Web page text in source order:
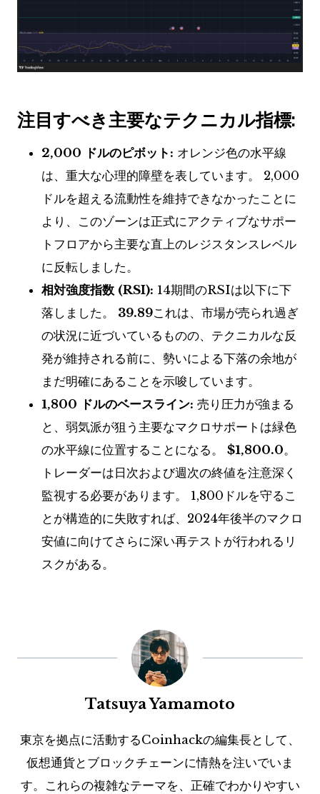
注目すべき主要なテクニカル指標:
2,000 ドルのピボット: オレンジ色の水平線
は、重大な心理的障壁を表しています。 2,000
ドルを超える流動性を維持できなかったことに
より、このゾーンは正式にアクティブなサポー
トフロアから主要な直上のレジスタンスレベル
に反転しました。
相対強度指数 (RSI): 14期間のRSIは以下に下
落しました。 39.89これは、市場が売られ過ぎ
の状況に近づいているものの、テクニカルな反
発が維持される前に、勢いによる下落の余地が
まだ明確にあることを示唆しています。
1,800 ドルのベースライン: 売り圧力が強まる
と、弱気派が狙う主要なマクロサポートは緑色
の水平線に位置することになる。 $1,800.0。
トレーダーは日次および週次の終値を注意深く
監視する必要があります。 1,800ドルを守るこ
とが構造的に失敗すれば、2024年後半のマクロ
安値に向けてさらに深い再テストが行​​われるリ
スクがある。
Tatsuya Yamamoto
東京を拠点に活動するCoinhackの編集長として、
仮想通貨とブロックチェーンに情熱を注いでいま
す。これらの複雑なテーマを、正確でわかりやすい